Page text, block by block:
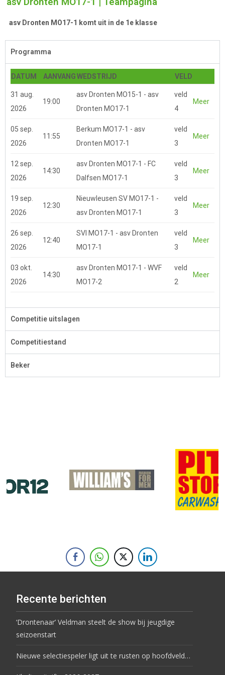
asv Dronten MO17-1 komt uit in de 1e klasse
Programma
DATUM AANVANGWEDSTRIJD VELD
31 aug.
2026
19:00
asv Dronten MO15-1 - asv
Dronten MO17-1
veld
4
Meer
05 sep.
2026
11:55
Berkum MO17-1 - asv
Dronten MO17-1
veld
3
Meer
12 sep.
2026
14:30
asv Dronten MO17-1 - FC
Dalfsen MO17-1
veld
3
Meer
19 sep.
2026
12:30
Nieuwleusen SV MO17-1 -
asv Dronten MO17-1
veld
3
Meer
26 sep.
2026
12:40
SVI MO17-1 - asv Dronten
MO17-1
veld
3
Meer
03 okt.
2026
14:30
asv Dronten MO17-1 - WVF
MO17-2
veld
2
Meer
Competitie uitslagen
Competitiestand
Beker
Recente berichten
‘Drontenaar’ Veldman steelt de show bij jeugdige
seizoenstart
Nieuwe selectiespeler ligt uit te rusten op hoofdveld…